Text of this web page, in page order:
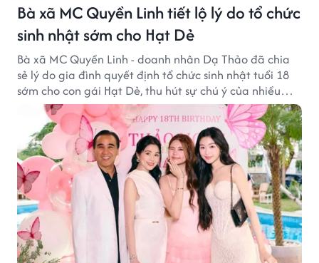
Bà xã MC Quyền Linh tiết lộ lý do tổ chức
sinh nhật sớm cho Hạt Dẻ
Bà xã MC Quyền Linh - doanh nhân Dạ Thảo đã chia
sẻ lý do gia đình quyết định tổ chức sinh nhật tuổi 18
sớm cho con gái Hạt Dẻ, thu hút sự chú ý của nhiều
người hâm mộ.